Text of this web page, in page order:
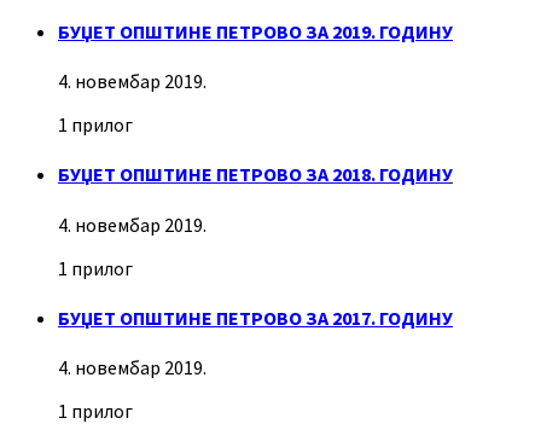
БУЏЕТ ОПШТИНЕ ПЕТРОВО ЗА 2019. ГОДИНУ
4. новембар 2019.
1 прилог
БУЏЕТ ОПШТИНЕ ПЕТРОВО ЗА 2018. ГОДИНУ
4. новембар 2019.
1 прилог
БУЏЕТ ОПШТИНЕ ПЕТРОВО ЗА 2017. ГОДИНУ
4. новембар 2019.
1 прилог